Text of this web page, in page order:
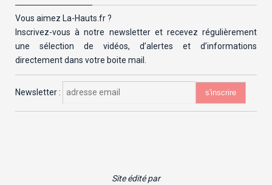
Vous aimez La-Hauts.fr ?
Inscrivez-vous à notre newsletter et recevez régulièrement
une sélection de vidéos, d’alertes et d’informations
directement dans votre boite mail.
Newsletter :
Site édité par